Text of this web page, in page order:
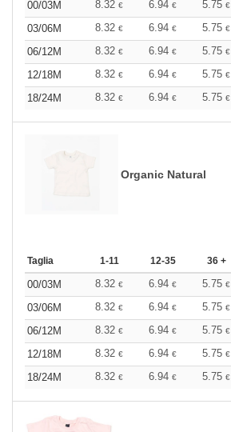
00/03M 8.32 € 6.94 € 5.75 €
03/06M
8.32 € 6.94 € 5.75 €
06/12M
8.32 € 6.94 € 5.75 €
12/18M
8.32 € 6.94 € 5.75 €
18/24M
8.32 € 6.94 € 5.75 €
Organic Natural
Taglia 1-11 12-35 36 +
00/03M 8.32 € 6.94 € 5.75 €
03/06M
8.32 € 6.94 € 5.75 €
06/12M
8.32 € 6.94 € 5.75 €
12/18M
8.32 € 6.94 € 5.75 €
18/24M
8.32 € 6.94 € 5.75 €